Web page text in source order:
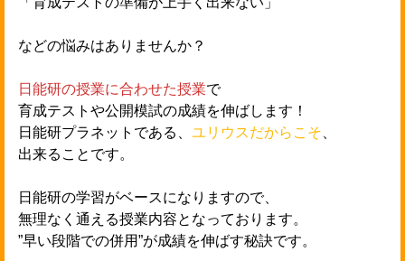
などの悩みはありませんか？
日能研の授業に合わせた授業で
育成テストや公開模試の成績を伸ばします！
日能研プラネットである、 ユリウスだからこそ
出来ることです。
日能研の学習がベースになりますので、
無理なく通える授業内容となっております。
”早い段階での併用”が成績を伸ばす秘訣です。